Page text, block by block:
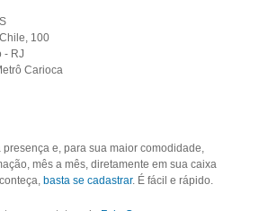
100
- RJ
Carioca
e, para sua maior comodidade,
mês a mês, diretamente em sua caixa
basta se cadastrar. É fácil e rápido.